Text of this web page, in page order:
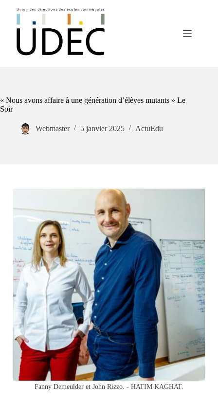
« Nous avons affaire à une génération d’élèves mutants » Le
Soir
Webmaster 5 janvier 2025 ActuEdu
Fanny Demeulder et John Rizzo. - HATIM KAGHAT.